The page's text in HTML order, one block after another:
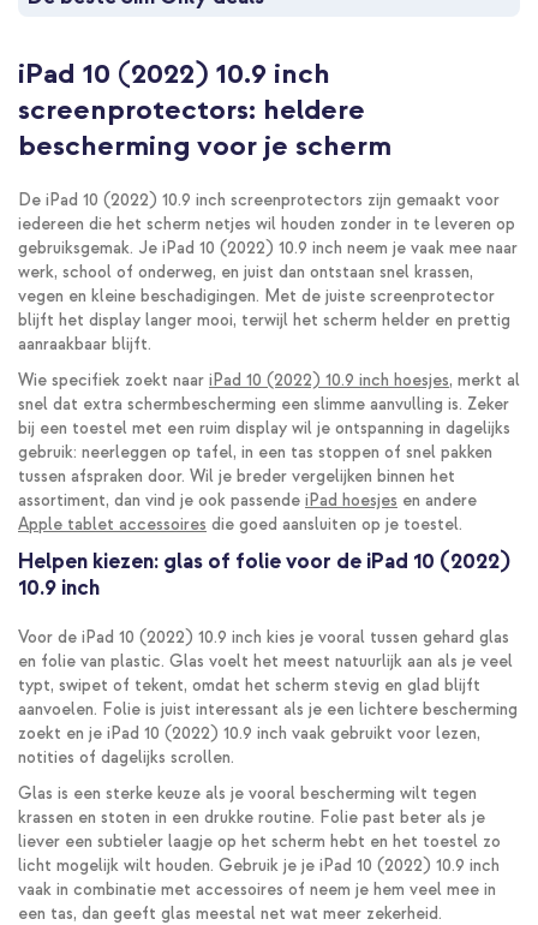
iPad 10 (2022) 10.9 inch
screenprotectors: heldere
bescherming voor je scherm
De iPad 10 (2022) 10.9 inch screenprotectors zijn gemaakt voor
iedereen die het scherm netjes wil houden zonder in te leveren op
gebruiksgemak. Je iPad 10 (2022) 10.9 inch neem je vaak mee naar
werk, school of onderweg, en juist dan ontstaan snel krassen,
vegen en kleine beschadigingen. Met de juiste screenprotector
blijft het display langer mooi, terwijl het scherm helder en prettig
aanraakbaar blijft.
Wie specifiek zoekt naar iPad 10 (2022) 10.9 inch hoesjes, merkt al
snel dat extra schermbescherming een slimme aanvulling is. Zeker
bij een toestel met een ruim display wil je ontspanning in dagelijks
gebruik: neerleggen op tafel, in een tas stoppen of snel pakken
tussen afspraken door. Wil je breder vergelijken binnen het
assortiment, dan vind je ook passende iPad hoesjes en andere
Apple tablet accessoires die goed aansluiten op je toestel.
Helpen kiezen: glas of folie voor de iPad 10 (2022)
10.9 inch
Voor de iPad 10 (2022) 10.9 inch kies je vooral tussen gehard glas
en folie van plastic. Glas voelt het meest natuurlijk aan als je veel
typt, swipet of tekent, omdat het scherm stevig en glad blijft
aanvoelen. Folie is juist interessant als je een lichtere bescherming
zoekt en je iPad 10 (2022) 10.9 inch vaak gebruikt voor lezen,
notities of dagelijks scrollen.
Glas is een sterke keuze als je vooral bescherming wilt tegen
krassen en stoten in een drukke routine. Folie past beter als je
liever een subtieler laagje op het scherm hebt en het toestel zo
licht mogelijk wilt houden. Gebruik je je iPad 10 (2022) 10.9 inch
vaak in combinatie met accessoires of neem je hem veel mee in
een tas, dan geeft glas meestal net wat meer zekerheid.